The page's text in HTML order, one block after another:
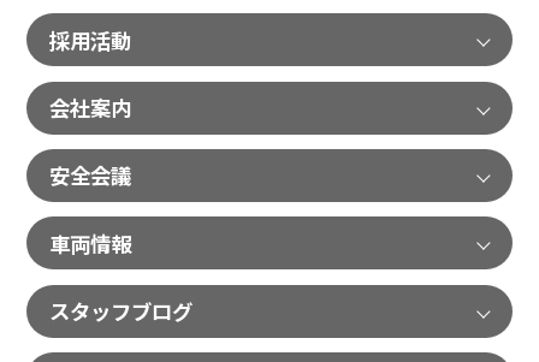
採用活動
会社案内
安全会議
車両情報
スタッフブログ